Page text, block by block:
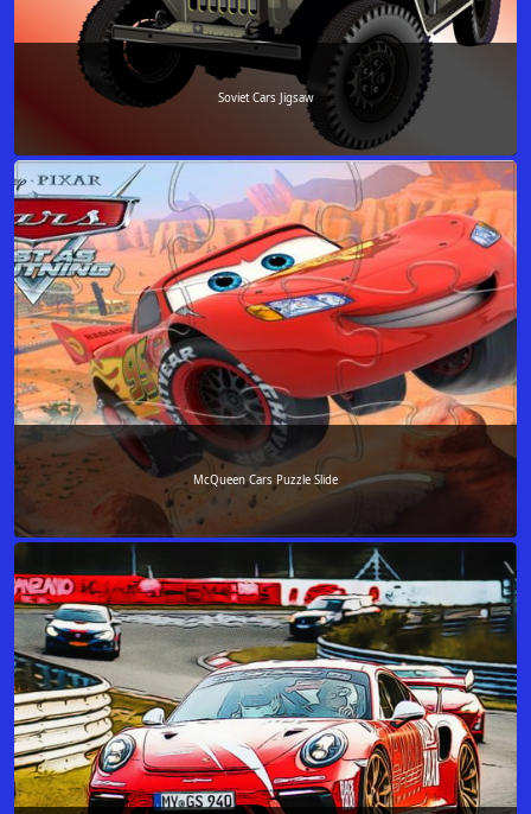
Soviet Cars Jigsaw
McQueen Cars Puzzle Slide